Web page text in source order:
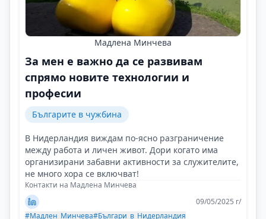
Мадлена Минчева
За мен е важно да се развивам
спрямо новите технологии и
професии
Българите в чужбина
В Нидерландия виждам по-ясно разграничение
между работа и личен живот. Дори когато има
организирани забавни активности за служителите,
не много хора се включват!
Контакти на Мадлена Минчева
09/05/2025 г/
#Мадлен_Минчева#Българи_в_Нидерландия